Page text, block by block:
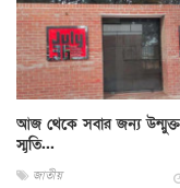
আজ থেকে সবার জন্য
স্মৃতি...
জাতীয়